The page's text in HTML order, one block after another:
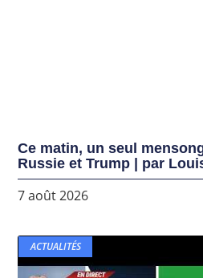
Ce matin, un seul
Russie et Trump | par
7 août 2026
ACTUALITÉS